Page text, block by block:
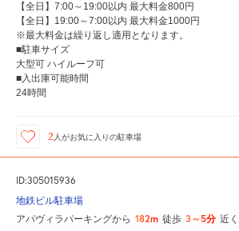
【全日】7:00～19:00以内 最大料金800円
【全日】19:00～7:00以内 最大料金1000円
※最大料金は繰り返し適用となります。
■駐車サイズ
大型可 ハイルーフ可
■入出庫可能時間
24時間
2 人がお気に入りの駐車場
ID:305015936
地鉄ビル駐車場
アパヴィラパーキングから 182m 徒歩 3～5分 近